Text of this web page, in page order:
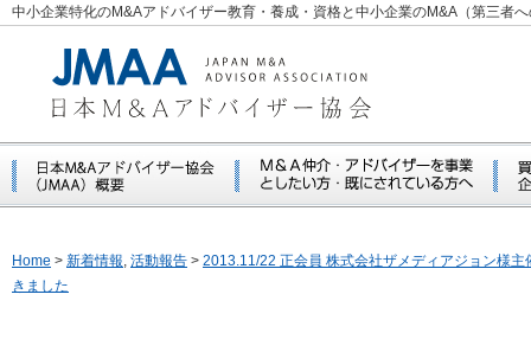
中小企業特化のM&Aアドバイザー教育・養成・資格と中小企業のM&A（第三者
Home > 新着情報, 活動報告 > 2013.11/22 正会員 株式会社ザメディアジョン様
きました